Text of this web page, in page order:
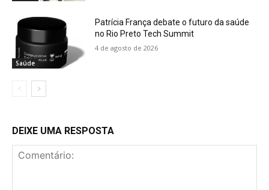
Saúde
Patrícia França debate o futuro da saúde
no Rio Preto Tech Summit
4 de agosto de 2026
DEIXE UMA RESPOSTA